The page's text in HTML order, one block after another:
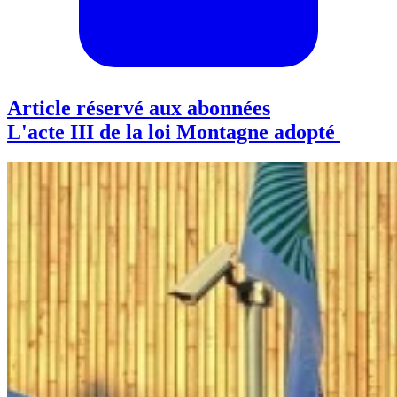
Article réservé aux abonnées
L'acte III de la loi Montagne adopté